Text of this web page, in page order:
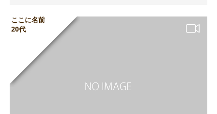
ここに名前
20代